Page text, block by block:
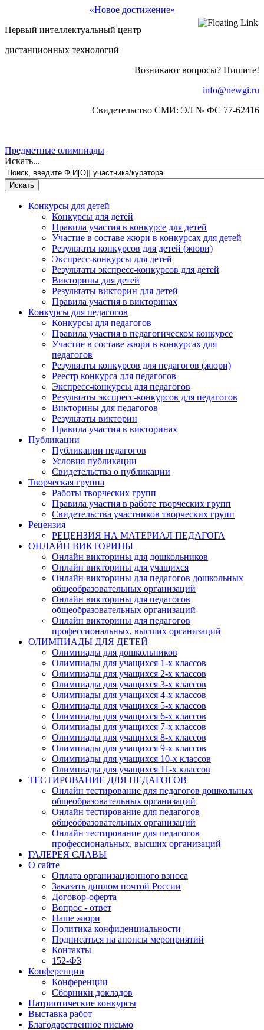
«Новое достижение»
Первый интеллектуальный центр
дистанционных технологий
Возникают вопросы? Пишите!
info@newgi.ru
Свидетельство СМИ: ЭЛ № ФС 77-62416
Предметные олимпиады
Искать...
Конкурсы для детей
Конкурсы для детей
Правила участия в конкурсе для детей
Участие в составе жюри в конкурсах для детей
Результаты конкурсов для детей (жюри)
Экспресс-конкурсы для детей
Результаты экспресс-конкурсов для детей
Викторины для детей
Результаты викторин для детей
Правила участия в викторинах
Конкурсы для педагогов
Конкурсы для педагогов
Правила участия в педагогическом конкурсе
Участие в составе жюри в конкурсах для
педагогов
Результаты конкурсов для педагогов (жюри)
Реестр конкурса для педагогов
Экспресс-конкурсы для педагогов
Результаты экспресс-конкурсов для педагогов
Викторины для педагогов
Результаты викторин
Правила участия в викторинах
Публикации
Публикации педагогов
Условия публикации
Свидетельства о публикации
Творческая группа
Работы творческих групп
Правила участия в работе творческих групп
Свидетельства участников творческих групп
Рецензия
РЕЦЕНЗИЯ НА МАТЕРИАЛ ПЕДАГОГА
ОНЛАЙН ВИКТОРИНЫ
Онлайн викторины для дошкольников
Онлайн викторины для учащихся
Онлайн викторины для педагогов дошкольных
общеобразовательных организаций
Онлайн викторины для педагогов
общеобразовательных организаций
Онлайн викторины для педагогов
профессиональных, высших организаций
ОЛИМПИАДЫ ДЛЯ ДЕТЕЙ
Олимпиады для дошкольников
Олимпиады для учащихся 1-х классов
Олимпиады для учащихся 2-х классов
Олимпиады для учащихся 3-х классов
Олимпиады для учащихся 4-х классов
Олимпиады для учащихся 5-х классов
Олимпиады для учащихся 6-х классов
Олимпиады для учащихся 7-х классов
Олимпиады для учащихся 8-х классов
Олимпиады для учащихся 9-х классов
Олимпиады для учащихся 10-х классов
Олимпиады для учащихся 11-х классов
ТЕСТИРОВАНИЕ ДЛЯ ПЕДАГОГОВ
Онлайн тестирование для педагогов дошкольных
общеобразовательных организаций
Онлайн тестирование для педагогов
общеобразовательных организаций
Онлайн тестирование для педагогов
профессиональных, высших организаций
ГАЛЕРЕЯ СЛАВЫ
О сайте
Оплата организационного взноса
Заказать диплом почтой России
Договор-оферта
Вопрос - ответ
Наше жюри
Политика конфиденциальности
Подписаться на анонсы мероприятий
Контакты
152-ФЗ
Конференции
Конференции
Сборники докладов
Патриотические конкурсы
Выставка работ
Благодарственное письмо